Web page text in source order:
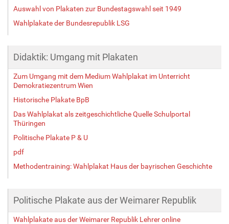
Auswahl von Plakaten zur Bundestagswahl seit 1949
Wahlplakate der Bundesrepublik LSG
Didaktik: Umgang mit Plakaten
Zum Umgang mit dem Medium Wahlplakat im Unterricht
Demokratiezentrum Wien
Historische Plakate BpB
Das Wahlplakat als zeitgeschichtliche Quelle Schulportal
Thüringen
Politische Plakate P & U
pdf
Methodentraining: Wahlplakat Haus der bayrischen Geschichte
Politische Plakate aus der Weimarer Republik
Wahlplakate aus der Weimarer Republik Lehrer online